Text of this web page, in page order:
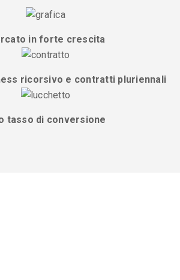
in forte crescita
ricorsivo e contratti pluriennali
tasso di conversione